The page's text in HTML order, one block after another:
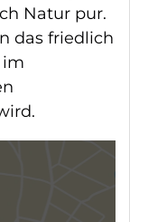
Natur pur.
das friedlich
im